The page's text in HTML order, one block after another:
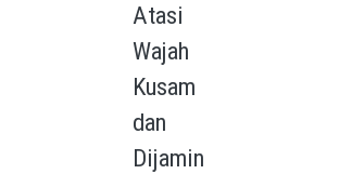
Atasi
Wajah
Kusam
dan
Dijamin